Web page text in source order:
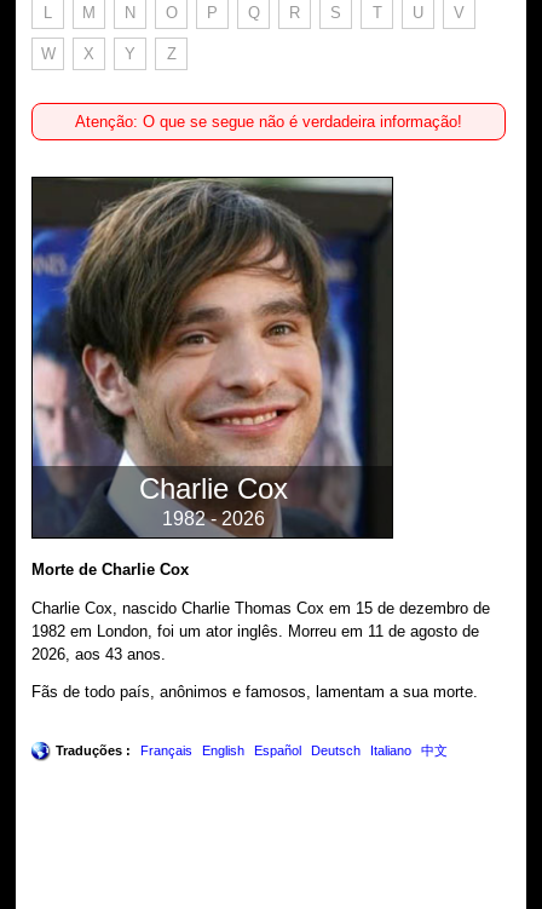
L M N O P Q R S T U V
W X Y Z
Atenção: O que se segue não é verdadeira informação!
Charlie Cox
1982 - 2026
Morte de Charlie Cox
Charlie Cox, nascido Charlie Thomas Cox em 15 de dezembro de
1982 em London, foi um ator inglês. Morreu em 11 de agosto de
2026, aos 43 anos.
Fãs de todo país, anônimos e famosos, lamentam a sua morte.
Traduções : Français English Español Deutsch Italiano 中文